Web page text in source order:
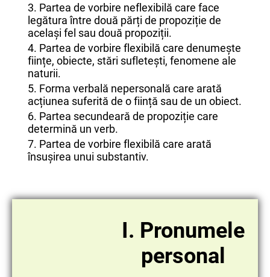
3. Partea de vorbire neflexibilă care face
legătura între două părți de propoziție de
același fel sau două propoziții.
4. Partea de vorbire flexibilă care denumește
ființe, obiecte, stări sufletești, fenomene ale
naturii.
5. Forma verbală nepersonală care arată
acțiunea suferită de o ființă sau de un obiect.
6. Partea secundeară de propoziție care
determină un verb.
7. Partea de vorbire flexibilă care arată
însușirea unui substantiv.
I. Pronumele
personal​​​​​​